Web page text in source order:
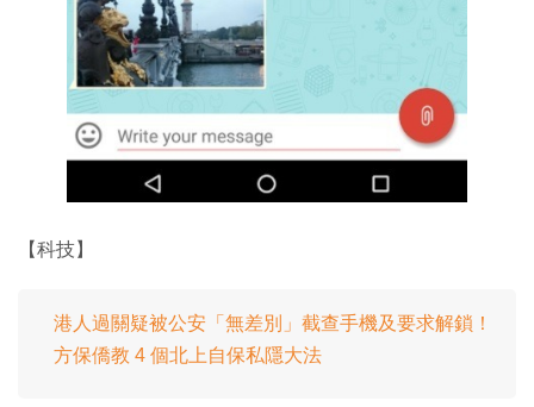
【科技】
港人過關疑被公安「無差別」截查手機及要求解鎖！
方保僑教 4 個北上自保私隱大法